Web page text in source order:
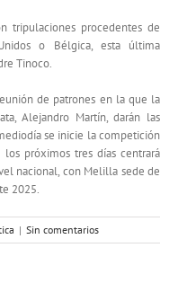
tripulaciones procedentes de
o Bélgica, esta última
Tinoco.
de patrones en la que la
Alejandro Martín, darán las
se inicie la competición
próximos tres días centrará
nacional, con Melilla sede de
2025.
| Sin comentarios